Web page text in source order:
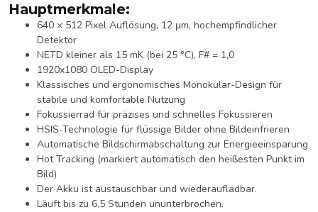
Hauptmerkmale:
640 × 512 Pixel Auflösung, 12 μm, hochempfindlicher
Detektor
NETD kleiner als 15 mK (bei 25 °C), F# = 1,0
1920x1080 OLED-Display
Klassisches und ergonomisches Monokular-Design für
stabile und komfortable Nutzung
Fokussierrad für präzises und schnelles Fokussieren
HSIS-Technologie für flüssige Bilder ohne Bildeinfrieren
Automatische Bildschirmabschaltung zur Energieeinsparung
Hot Tracking (markiert automatisch den heißesten Punkt im
Bild)
Der Akku ist austauschbar und wiederaufladbar.
Läuft bis zu 6,5 Stunden ununterbrochen.